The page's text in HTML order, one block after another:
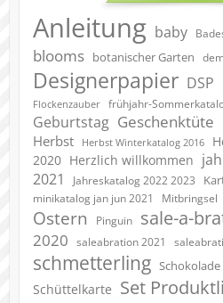
Anleitung baby
blooms botanischer Garten
Designerpapier DSP
Flockenzauber frühjahr-
Geburtstag Geschenktüte
Herbst Herbst Winterkatalog 2016
2020 Herzlich willkommen
2021
Jahreskatalog 2022 2023
minikatalog jan jun 2021 Mitbringsel
Ostern Pinguin sale-a-
2020
saleabration 2021
schmetterling
Schüttelkarte Set